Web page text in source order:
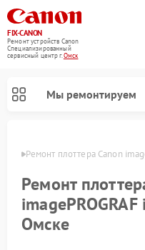
FIX-CANON
Ремонт устройств Canon
Специализированный
cервисный центр г.Омск
Мы ремонтируем
Ремонт плоттера Canon
Ремонт
Омске